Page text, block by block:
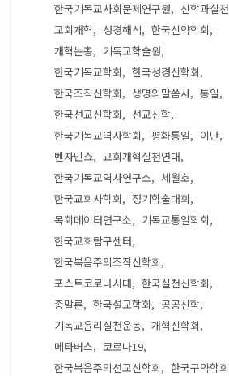
한국기독교사회문제연구원
신학과실천
교회개혁
성경해석
한국신약학회
개혁논총
기독교학술원
한국기독교학회
한국성경신학회
한국조직신학회
생명의말씀사
통일
한국선교신학회
선교신학
한국기독교역사학회
평화통일
이단
벤자민쇼
교회개혁실천연대
한국기독교역사연구소
세월호
한국교회사학회
정기학술대회
목회데이터연구소
기독교통일학회
한국교회탐구센터
한국복음주의조직신학회
포스트코로나시대
한국실천신학회
종말론
한국설교학회
공공신학
기독교윤리실천운동
개혁신학회
메타버스
코로나19
한국복음주의선교신학회
한국구약학회